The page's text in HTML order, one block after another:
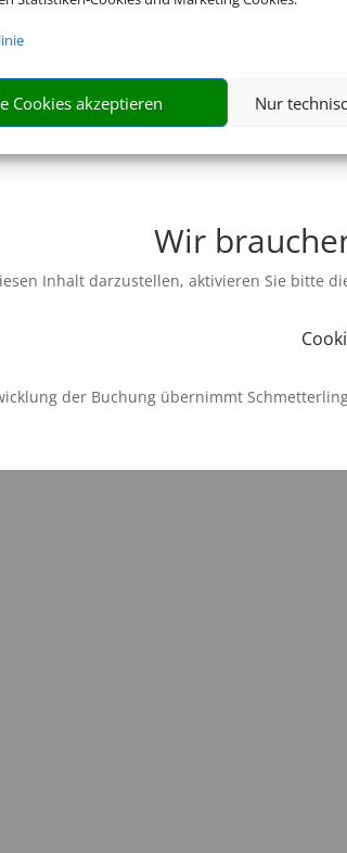
Cookies akzeptieren Nur
Wir
Inhalt darzustellen, aktivieren Sie bitte
der Buchung übernimmt